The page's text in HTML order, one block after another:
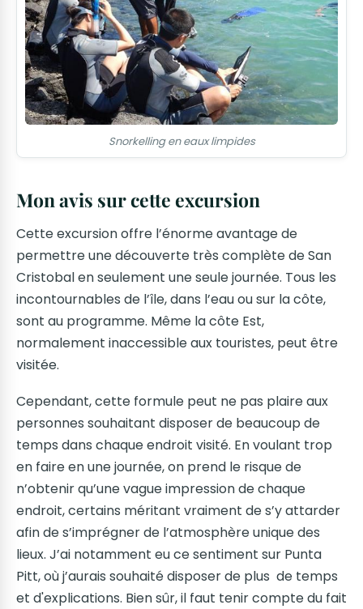
Snorkelling en eaux limpides
Mon avis sur cette excursion
Cette excursion offre l’énorme avantage de
permettre une découverte très complète de San
Cristobal en seulement une seule journée. Tous les
incontournables de l’île, dans l’eau ou sur la côte,
sont au programme. Même la côte Est,
normalement inaccessible aux touristes, peut être
visitée.
Cependant, cette formule peut ne pas plaire aux
personnes souhaitant disposer de beaucoup de
temps dans chaque endroit visité. En voulant trop
en faire en une journée, on prend le risque de
n’obtenir qu’une vague impression de chaque
endroit, certains méritant vraiment de s’y attarder
afin de s’imprégner de l’atmosphère unique des
lieux. J’ai notamment eu ce sentiment sur Punta
Pitt, où j’aurais souhaité disposer de plus de temps
et d'explications. Bien sûr, il faut tenir compte du fait